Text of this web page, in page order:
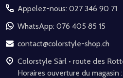
pied
de
page
Appelez-nous: 027 346 90 71
WhatsApp: 076 405 85 15
contact@colorstyle-shop.ch
Colorstyle Sàrl • route des Rottes 8 • 1964 Conthey •
Horaires ouverture du magasin : Lundi – jeudi : 9h00 –